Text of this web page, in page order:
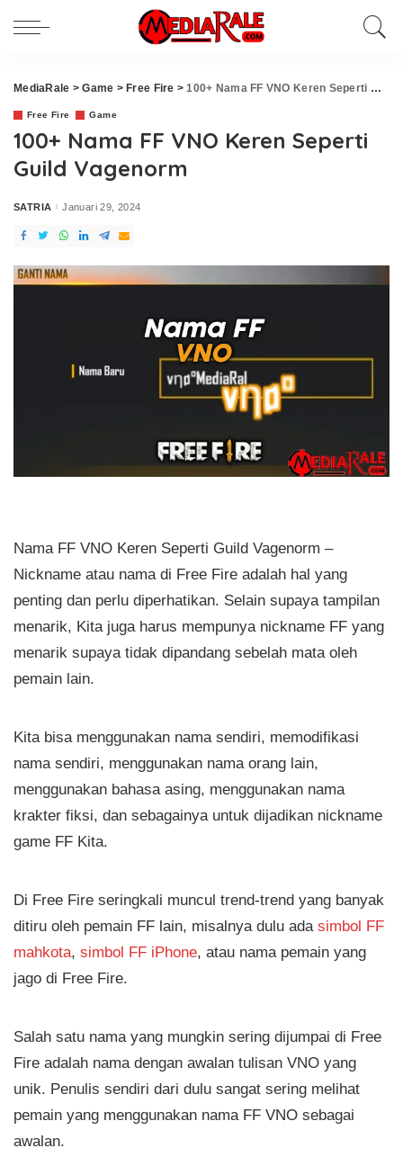
MediaRale >Game > Free Fire >100+ Nama FF VNO Keren Seperti Guild Vagenorm
Free Fire Game
100+ Nama FF VNO Keren Seperti
Guild Vagenorm
Posted
SATRIA Januari 29, 2024
Nama FF VNO Keren Seperti Guild Vagenorm –
Nickname atau nama di Free Fire adalah hal yang
penting dan perlu diperhatikan. Selain supaya tampilan
menarik, Kita juga harus mempunya nickname FF yang
menarik supaya tidak dipandang sebelah mata oleh
pemain lain.
Kita bisa menggunakan nama sendiri, memodifikasi
nama sendiri, menggunakan nama orang lain,
menggunakan bahasa asing, menggunakan nama
krakter fiksi, dan sebagainya untuk dijadikan nickname
game FF Kita.
Di Free Fire seringkali muncul trend-trend yang banyak
ditiru oleh pemain FF lain, misalnya dulu ada simbol FF
mahkota, simbol FF iPhone, atau nama pemain yang
jago di Free Fire.
Salah satu nama yang mungkin sering dijumpai di Free
Fire adalah nama dengan awalan tulisan VNO yang
unik. Penulis sendiri dari dulu sangat sering melihat
pemain yang menggunakan nama FF VNO sebagai
awalan.